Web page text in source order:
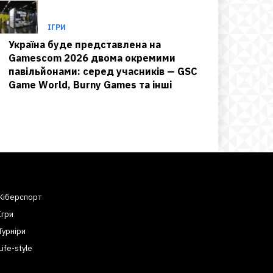
ІГРИ
Україна буде представлена на
Gamescom 2026 двома окремими
павільйонами: серед учасників — GSC
Game World, Burny Games та інші
style